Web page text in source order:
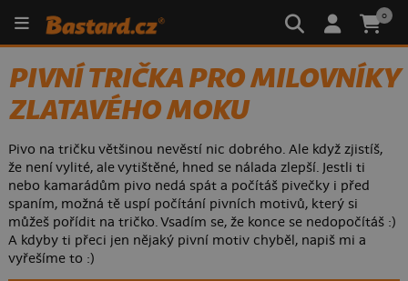
0
PIVNÍ TRIČKA PRO MILOVNÍKY
ZLATAVÉHO MOKU
Pivo na tričku většinou nevěstí nic dobrého. Ale když zjistíš,
že není vylité, ale vytištěné, hned se nálada zlepší. Jestli ti
nebo kamarádům pivo nedá spát a počítáš pivečky i před
spaním, možná tě uspí počítání pivních motivů, který si
můžeš pořídit na tričko. Vsadím se, že konce se nedopočítáš :)
A kdyby ti přeci jen nějaký pivní motiv chyběl, napiš mi a
vyřešíme to :)